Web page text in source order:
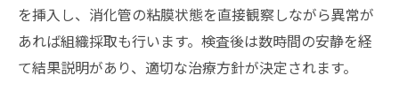
を挿入し、消化管の粘膜状態を直接観察しながら異常が
あれば組織採取も行います。検査後は数時間の安静を経
て結果説明があり、適切な治療方針が決定されます。